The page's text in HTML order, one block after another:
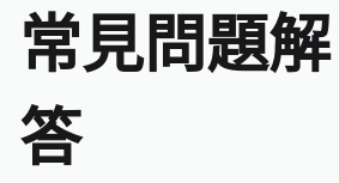
常見問題解
答